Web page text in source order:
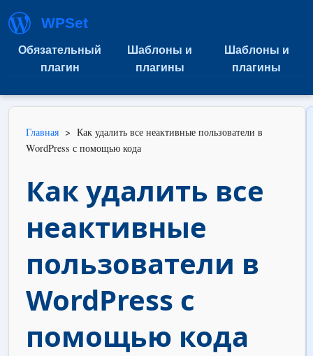
WPSet
Обязательный
плагин
Шаблоны и
плагины
Шаблоны и
плагины
Главная > Как удалить все неактивные пользователи в
WordPress с помощью кода
Как удалить все
неактивные
пользователи в
WordPress с
помощью кода